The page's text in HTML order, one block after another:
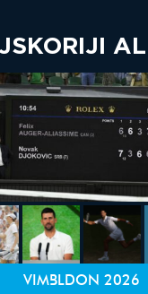
VIMBLDON 2026